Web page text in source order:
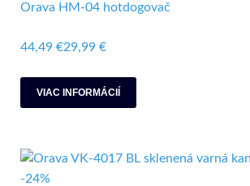
Orava HM-04 hotdogovač
44,49 €29,99 €
VIAC INFORMÁCIÍ
-24%